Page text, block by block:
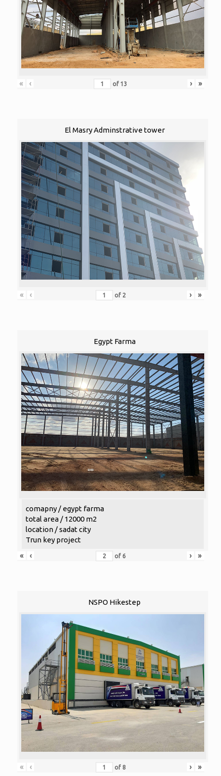
« ‹ of 13 › »
El Masry Adminstrative tower
« ‹ of 2 › »
Egypt Farma
comapny / egypt farma
total area / 12000 m2
location / sadat city
Trun key project
«
‹ of 6 › »
NSPO Hikestep
« ‹ of 8 › »